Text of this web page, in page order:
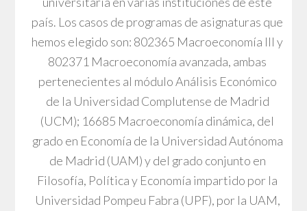
país. Los casos de programas de asignaturas que
hemos elegido son: 802365 Macroeconomía III y
802371 Macroeconomía avanzada, ambas
pertenecientes al módulo Análisis Económico
de la Universidad Complutense de Madrid
(UCM); 16685 Macroeconomía dinámica, del
grado en Economía de la Universidad Autónoma
de Madrid (UAM) y del grado conjunto en
Filosofía, Política y Economía impartido por la
Universidad Pompeu Fabra (UPF), por la UAM,